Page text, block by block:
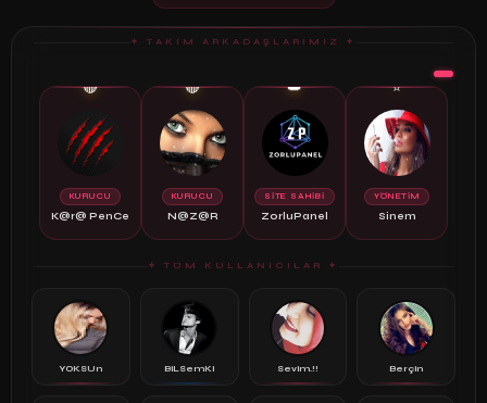
✦ TAKIM ARKADAŞLARIMIZ ✦
🔴
KURUCU
K@r@ PenCe
🔴
KURUCU
N@Z@R
👑
SİTE SAHİBİ
ZorluPanel
⭐
YÖNETİM
Sinem
✦ TÜM KULLANICILAR ✦
YOKSUn BiLSemKi Sevim.!! Berçin